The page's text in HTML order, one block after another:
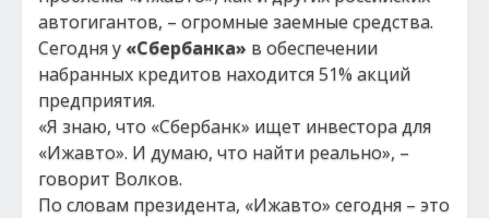
автогигантов, – огромные заемные средства.
Сегодня у «Сбербанка» в обеспечении
набранных кредитов находится 51% акций
предприятия.
«Я знаю, что «Сбербанк» ищет инвестора для
«Ижавто». И думаю, что найти реально», –
говорит Волков.
По словам президента, «Ижавто» сегодня – это